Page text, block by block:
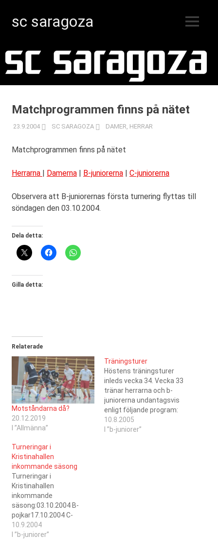
innehåll
sc saragoza
Kristinestad
sedan
MENY
Matchprogrammen finns på nätet
23.9.2004 SC SARAGOZA DAMER, HERRAR
Matchprogrammen finns på nätet
Herrarna | Damerna | B-juniorerna | C-juniorerna
Observera att B-juniorernas första turnering flyttas till
söndagen den 03.10.2004.
Dela detta:
Gilla detta:
Relaterade
Motståndarna då?
20.12.2019
I ”Allmänna”
Träningsturer
Höstens träningsturer
inleds vecka 34. Vecka 33
tränar herrarna och b-
juniorerna undantagsvis
enligt följande program:
Tisdag 19.00
Kristinahallen, Onsdag
10.8.2005
I ”b-juniorer”
Turneringar i
Kristinahallen
inkommande säsong
Turneringar i
Kristinahallen
inkommande
säsong:03.10.2004 B-
pojkar17.10.2004 C-
pojkar13.11.2004 Damer
div 222.01.2005 C-
10.9.2004
I ”b-juniorer”